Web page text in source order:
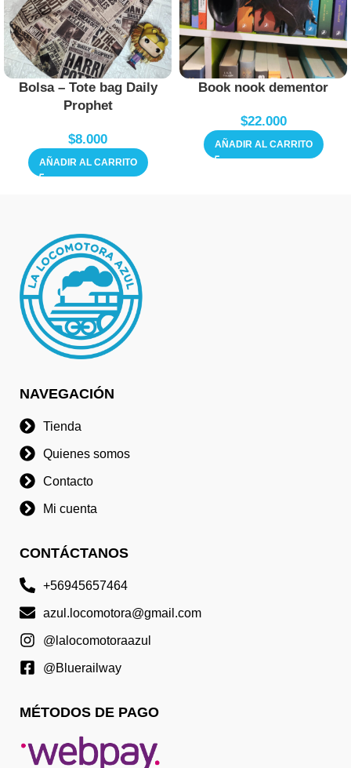
Bolsa – Tote bag Daily
Prophet
$8.000
AÑADIR AL CARRITO
Book nook dementor
$22.000
AÑADIR AL CARRITO
NAVEGACIÓN
Tienda
Quienes somos
Contacto
Mi cuenta
CONTÁCTANOS
+56945657464
azul.locomotora@gmail.com
@lalocomotoraazul
@Bluerailway
MÉTODOS DE PAGO